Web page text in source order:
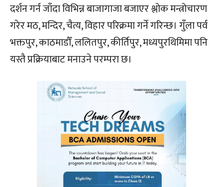
दर्शन गर्न जाँदा विभिन्न बाजागाजा बजाएर श्लोक मन्त्रोचारण
गरेर मठ, मन्दिर, चैत्य, विहार परिक्रमा गर्ने गरिन्छ। गुँला पर्व
भक्तपुर, काठमाडौँ, ललितपुर, कीर्तिपुर, मध्यपुरथिमिमा पनि
यस्तै प्रक्रियाबाट मनाउने परम्परा छ।